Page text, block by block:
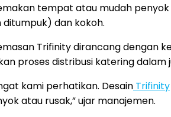
tempat atau mudah
ditumpuk) dan kokoh.
Trifinity dirancang dengan
proses distribusi katering
kami perhatikan. Desain Trifinity
atau rusak,” ujar manajemen.